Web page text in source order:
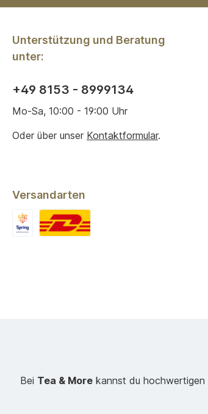
Unterstützung und Beratung
unter:
+49 8153 - 8999134
Mo-Sa, 10:00 - 19:00 Uhr
Oder über unser Kontaktformular.
Versandarten
Bei Tea & Morekannst du hochwertigen